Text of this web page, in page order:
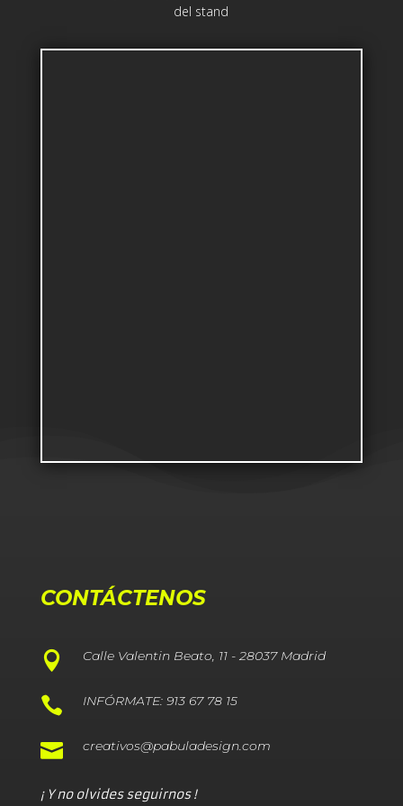
del stand
CONTÁCTENOS
 Calle Valentin Beato, 11 - 28037 Madrid
 INFÓRMATE: 913 67 78 15
 creativos@pabuladesign.com
¡ Y no olvides seguirnos !